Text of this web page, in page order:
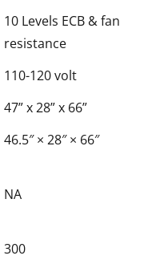
10 Levels ECB & fan
resistance
110-120 volt
47” x 28” x 66”
46.5″ × 28″ × 66″
NA
300